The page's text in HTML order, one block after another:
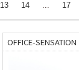
13 14 ... 17
OFFICE-SENSATION